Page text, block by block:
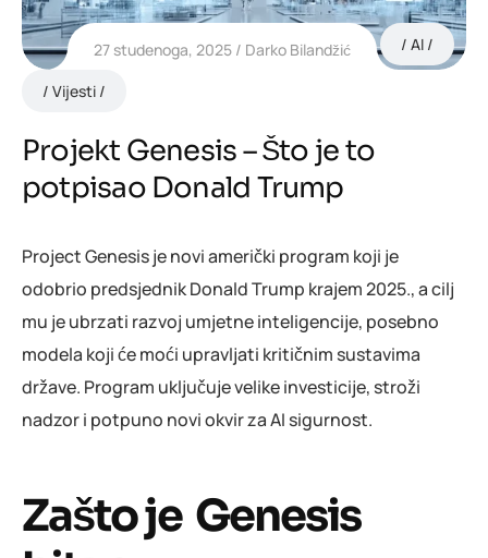
27 studenoga, 2025 Darko Bilandžić AI
Vijesti
Projekt Genesis – Što je to
potpisao Donald Trump
Project Genesis je novi američki program koji je
odobrio predsjednik Donald Trump krajem 2025., a cilj
mu je ubrzati razvoj umjetne inteligencije, posebno
modela koji će moći upravljati kritičnim sustavima
države. Program uključuje velike investicije, stroži
nadzor i potpuno novi okvir za AI sigurnost.
Zašto je Genesis